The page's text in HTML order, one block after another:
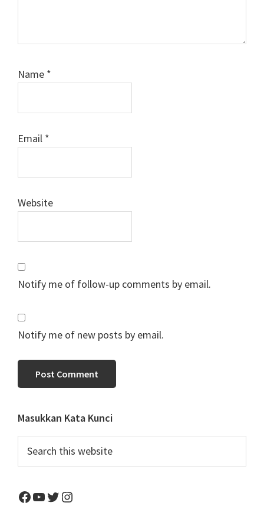
Name *
Email *
Website
Notify me of follow-up comments by email.
Notify me of new posts by email.
Primary
Sidebar
Masukkan Kata Kunci
this
website
Facebook
YouTube
Twitter
Instagram